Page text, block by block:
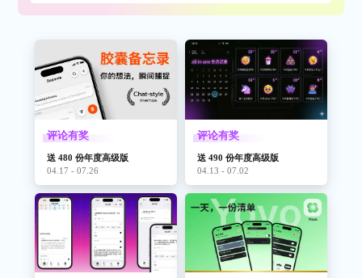
评论有奖
送 480 份年度高级版
04.17 - 07.26
评论有奖
送 490 份年度高级版
04.13 - 07.02